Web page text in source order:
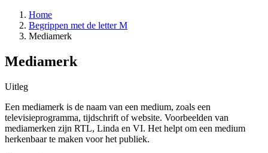
Home
Begrippen met de letter M
Mediamerk
Mediamerk
Uitleg
Een mediamerk is de naam van een medium, zoals een
televisieprogramma, tijdschrift of website. Voorbeelden van
mediamerken zijn RTL, Linda en VI. Het helpt om een medium
herkenbaar te maken voor het publiek.